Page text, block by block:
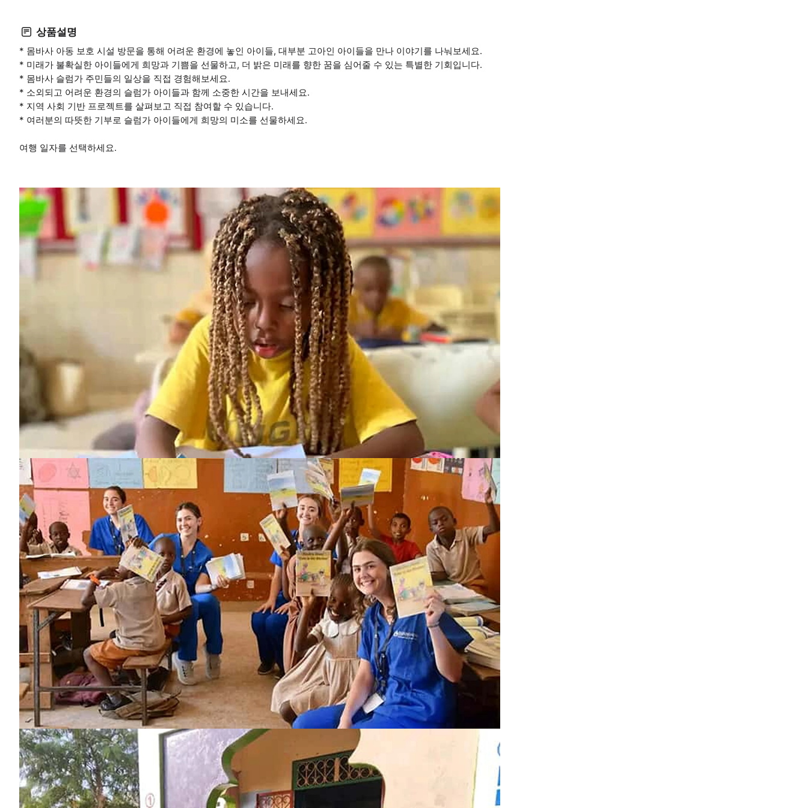
상품설명
* 몸바사 아동 보호 시설 방문을 통해 어려운 환경에 놓인 아이들, 대부분 고아인 아이들을 만나 이야기를 나눠보세요.
* 미래가 불확실한 아이들에게 희망과 기쁨을 선물하고, 더 밝은 미래를 향한 꿈을 심어줄 수 있는 특별한 기회입니다.
* 몸바사 슬럼가 주민들의 일상을 직접 경험해보세요.
* 소외되고 어려운 환경의 슬럼가 아이들과 함께 소중한 시간을 보내세요.
* 지역 사회 기반 프로젝트를 살펴보고 직접 참여할 수 있습니다.
* 여러분의 따뜻한 기부로 슬럼가 아이들에게 희망의 미소를 선물하세요.
여행 일자를 선택하세요.